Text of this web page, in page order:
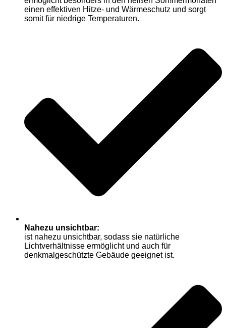
einen effektiven Hitze- und Wärmeschutz und sorgt
somit für niedrige Temperaturen.
Nahezu unsichtbar:
ist nahezu unsichtbar, sodass sie natürliche
Lichtverhältnisse ermöglicht und auch für
denkmalgeschützte Gebäude geeignet ist.